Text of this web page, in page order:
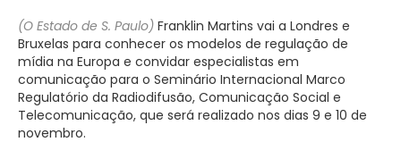
(O Estado de S. Paulo) Franklin Martins vai a Londres e
Bruxelas para conhecer os modelos de regulação de
mídia na Europa e convidar especialistas em
comunicação para o Seminário Internacional Marco
Regulatório da Radiodifusão, Comunicação Social e
Telecomunicação, que será realizado nos dias 9 e 10 de
novembro.